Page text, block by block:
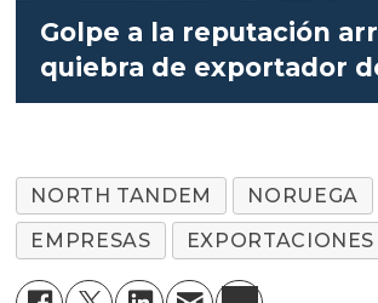
Golpe a la reputación
quiebra de exportador
NORTH TANDEM
NORUEGA
EMPRESAS
EXPORTACIONES